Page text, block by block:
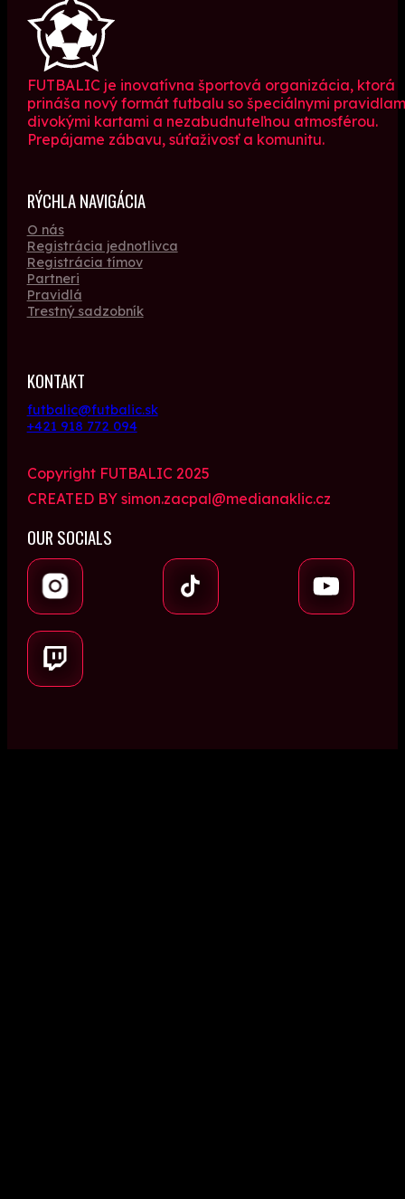
FUTBALIC je inovatívna športová organizácia, ktorá
prináša nový formát futbalu so špeciálnymi
divokými kartami a nezabudnuteľnou atmosférou.
Prepájame zábavu, súťaživosť a komunitu.
RÝCHLA NAVIGÁCIA
O nás
Registrácia jednotlivca
Registrácia tímov
Partneri
Pravidlá
Trestný sadzobník
KONTAKT
futbalic@futbalic.sk
+421 918 772 094
Copyright FUTBALIC 2025
CREATED BY simon.zacpal@medianaklic.cz
OUR SOCIALS